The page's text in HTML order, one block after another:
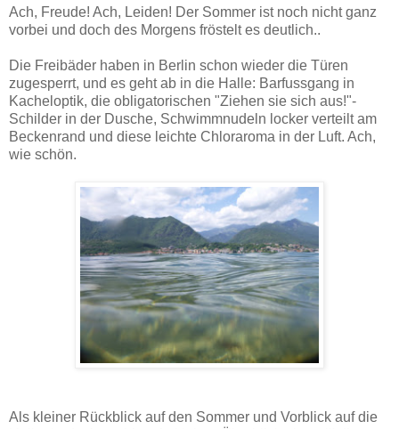
Ach, Freude! Ach, Leiden! Der Sommer ist noch nicht ganz
vorbei und doch des Morgens fröstelt es deutlich..
Die Freibäder haben in Berlin schon wieder die Türen
zugesperrt, und es geht ab in die Halle: Barfussgang in
Kacheloptik, die obligatorischen "Ziehen sie sich aus!"-
Schilder in der Dusche, Schwimmnudeln locker verteilt am
Beckenrand und diese leichte Chloraroma in der Luft. Ach,
wie schön.
Als kleiner Rückblick auf den Sommer und Vorblick auf die